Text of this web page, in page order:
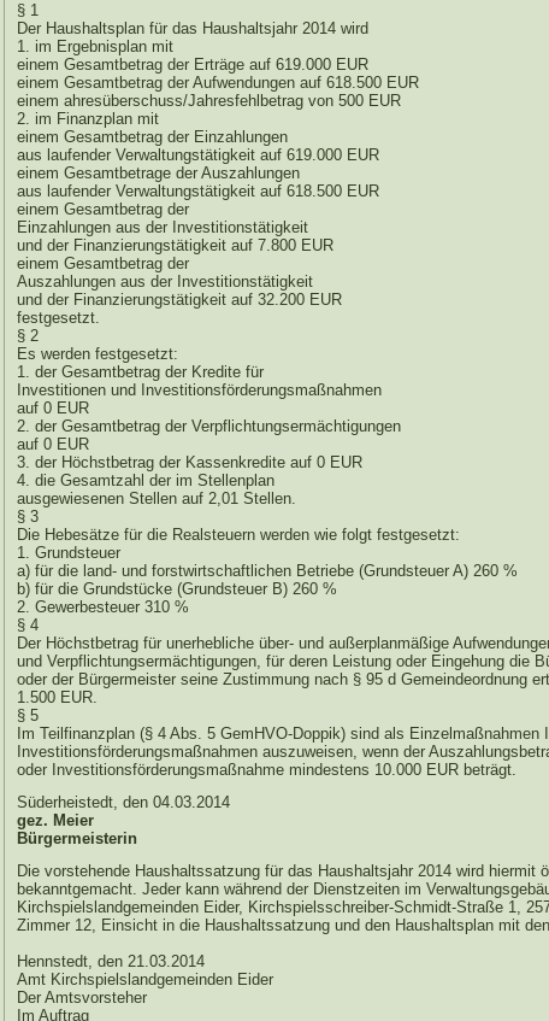
§ 1
Der Haushaltsplan für das Haushaltsjahr 2014 wird
1. im Ergebnisplan mit
einem Gesamtbetrag der Erträge auf 619.000 EUR
einem Gesamtbetrag der Aufwendungen auf 618.500 EUR
einem ahresüberschuss/Jahresfehlbetrag von 500 EUR
2. im Finanzplan mit
einem Gesamtbetrag der Einzahlungen
aus laufender Verwaltungstätigkeit auf 619.000 EUR
einem Gesamtbetrage der Auszahlungen
aus laufender Verwaltungstätigkeit auf 618.500 EUR
einem Gesamtbetrag der
Einzahlungen aus der Investitionstätigkeit
und der Finanzierungstätigkeit auf 7.800 EUR
einem Gesamtbetrag der
Auszahlungen aus der Investitionstätigkeit
und der Finanzierungstätigkeit auf 32.200 EUR
festgesetzt.
§ 2
Es werden festgesetzt:
1. der Gesamtbetrag der Kredite für
Investitionen und Investitionsförderungsmaßnahmen
auf 0 EUR
2. der Gesamtbetrag der Verpflichtungsermächtigungen
auf 0 EUR
3. der Höchstbetrag der Kassenkredite auf 0 EUR
4. die Gesamtzahl der im Stellenplan
ausgewiesenen Stellen auf 2,01 Stellen.
§ 3
Die Hebesätze für die Realsteuern werden wie folgt festgesetzt:
1. Grundsteuer
a) für die land- und forstwirtschaftlichen Betriebe (Grundsteuer A) 260 %
b) für die Grundstücke (Grundsteuer B) 260 %
2. Gewerbesteuer 310 %
§ 4
Der Höchstbetrag für unerhebliche über- und außerplanmäßige
und Verpflichtungsermächtigungen, für deren Leistung oder Eingehung die
oder der Bürgermeister seine Zustimmung nach § 95 d Gemeindeordnung
1.500 EUR.
§ 5
Im Teilfinanzplan (§ 4 Abs. 5 GemHVO-Doppik) sind als Einzelmaßnahmen
Investitionsförderungsmaßnahmen auszuweisen, wenn der
oder Investitionsförderungsmaßnahme mindestens 10.000 EUR beträgt.
Süderheistedt, den 04.03.2014
gez. Meier
Bürgermeisterin
Die vorstehende Haushaltssatzung für das Haushaltsjahr 2014 wird hiermit
bekanntgemacht. Jeder kann während der Dienstzeiten im
Kirchspielslandgemeinden Eider, Kirchspielsschreiber-Schmidt-Straße 1,
Zimmer 12, Einsicht in die Haushaltssatzung und den Haushaltsplan mit
Hennstedt, den 21.03.2014
Amt Kirchspielslandgemeinden Eider
Der Amtsvorsteher
Im Auftrag